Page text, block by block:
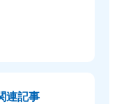
連記事